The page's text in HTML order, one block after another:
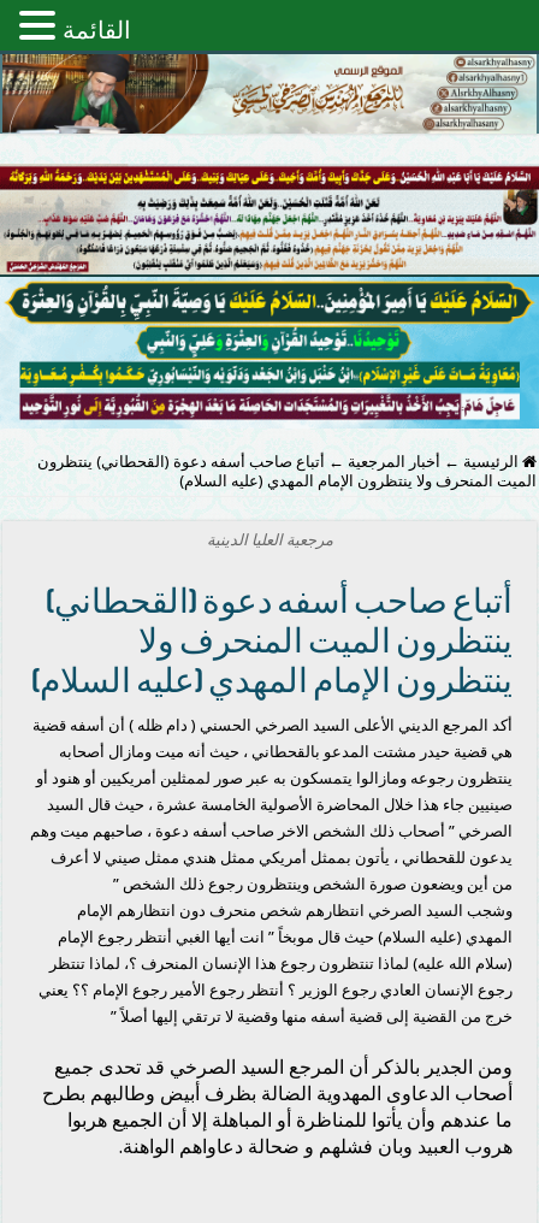
الرئيسية ← أخبار المرجعية ← أتباع صاحب أسفه دعوة (القحطاني) ينتظرون
الميت المنحرف ولا ينتظرون الإمام المهدي (عليه السلام)
مرجعية العليا الدينية
أتباع صاحب أسفه دعوة (القحطاني)
ينتظرون الميت المنحرف ولا
ينتظرون الإمام المهدي (عليه السلام)
أكد المرجع الديني الأعلى السيد الصرخي الحسني ( دام ظله ) أن أسفه قضية
هي قضية حيدر مشتت المدعو بالقحطاني ، حيث أنه ميت ومازال أصحابه
ينتظرون رجوعه ومازالوا يتمسكون به عبر صور لممثلين أمريكيين أو هنود أو
صينيين جاء هذا خلال المحاضرة الأصولية الخامسة عشرة ، حيث قال السيد
الصرخي ” أصحاب ذلك الشخص الاخر صاحب أسفه دعوة ، صاحبهم ميت وهم
يدعون للقحطاني ، يأتون بممثل أمريكي ممثل هندي ممثل صيني لا أعرف
من أين ويضعون صورة الشخص وينتظرون رجوع ذلك الشخص ”
وشجب السيد الصرخي انتظارهم شخص منحرف دون انتظارهم الإمام
المهدي (عليه السلام) حيث قال موبخاً ” انت أيها الغبي أنتظر رجوع الإمام
(سلام الله عليه) لماذا تنتظرون رجوع هذا الإنسان المنحرف ؟، لماذا تنتظر
رجوع الإنسان العادي رجوع الوزير ؟ أنتظر رجوع الأمير رجوع الإمام ؟؟ يعني
خرج من القضية إلى قضية أسفه منها وقضية لا ترتقي إليها أصلاً ”
ومن الجدير بالذكر أن المرجع السيد الصرخي قد تحدى جميع
أصحاب الدعاوى المهدوية الضالة بظرف أبيض وطالبهم بطرح
ما عندهم وأن يأتوا للمناظرة أو المباهلة إلا أن الجميع هربوا
هروب العبيد وبان فشلهم و ضحالة دعاواهم الواهنة.
القائمة